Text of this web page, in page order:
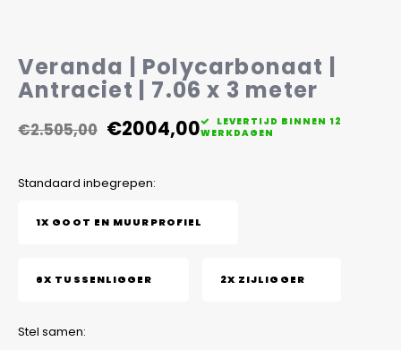
Veranda | Polycarbonaat |
Antraciet | 7.06 x 3 meter
€2.505,00 €2004,00
LEVERTIJD BINNEN 12
WERKDAGEN
Standaard inbegrepen:
1X GOOT EN MUURPROFIEL
6X TUSSENLIGGER 2X ZIJLIGGER
Stel samen: